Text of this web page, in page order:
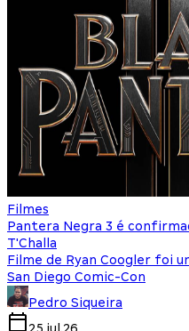
Filmes
Pantera Negra 3 é
T'Challa
Filme de Ryan Coogler foi
San Diego Comic-Con
Pedro Siqueira
25.jul.26